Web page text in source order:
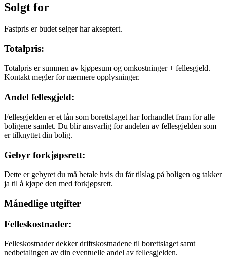
Solgt for
Fastpris er budet selger har akseptert.
Totalpris:
Totalpris er summen av kjøpesum og omkostninger + fellesgjeld.
Kontakt megler for nærmere opplysninger.
Andel fellesgjeld:
Fellesgjelden er et lån som borettslaget har forhandlet fram for alle
boligene samlet. Du blir ansvarlig for andelen av fellesgjelden som
er tilknyttet din bolig.
Gebyr forkjøpsrett:
Dette er gebyret du må betale hvis du får tilslag på boligen og takker
ja til å kjøpe den med forkjøpsrett.
Månedlige utgifter
Felleskostnader:
Felleskostnader dekker driftskostnadene til borettslaget samt
nedbetalingen av din eventuelle andel av fellesgjelden.